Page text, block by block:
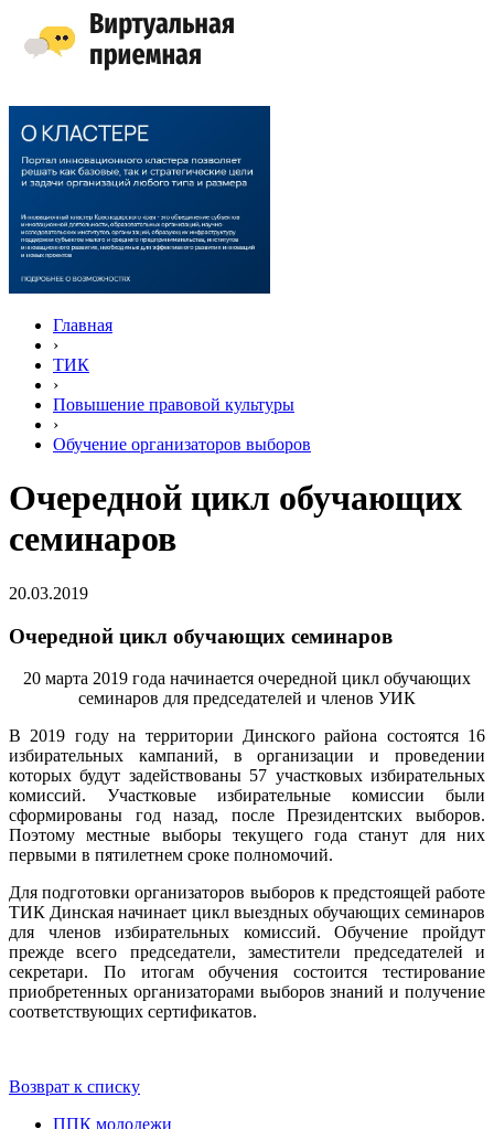
Главная
›
ТИК
›
Повышение правовой культуры
›
Обучение организаторов выборов
Очередной цикл обучающих
семинаров
20.03.2019
Очередной цикл обучающих семинаров
20 марта 2019 года начинается очередной цикл обучающих
семинаров для председателей и членов УИК
В 2019 году на территории Динского района состоятся 16
избирательных кампаний, в организации и проведении
которых будут задействованы 57 участковых избирательных
комиссий. Участковые избирательные комиссии были
сформированы год назад, после Президентских выборов.
Поэтому местные выборы текущего года станут для них
первыми в пятилетнем сроке полномочий.
Для подготовки организаторов выборов к предстоящей работе
ТИК Динская начинает цикл выездных обучающих семинаров
для членов избирательных комиссий. Обучение пройдут
прежде всего председатели, заместители председателей и
секретари. По итогам обучения состоится тестирование
приобретенных организаторами выборов знаний и получение
соответствующих сертификатов.
Возврат к списку
ППК молодежи